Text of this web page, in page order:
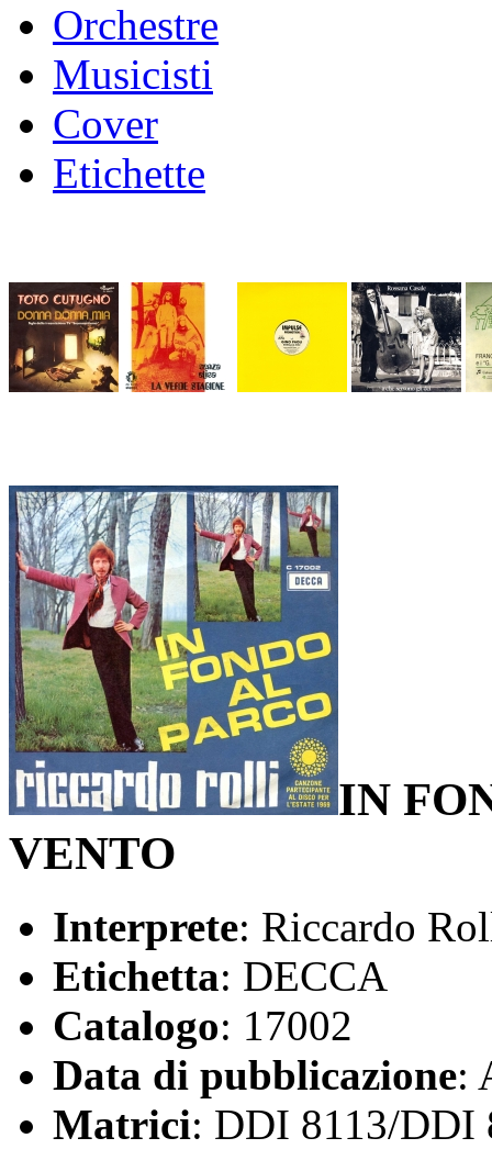
Orchestre
Musicisti
Cover
Etichette
IN
VENTO
Interprete: Riccardo
Etichetta: DECCA
Catalogo: 17002
Data di pubblicazione:
Matrici: DDI 8113/DDI